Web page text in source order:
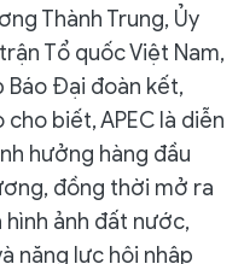
Thành Trung, Ủy
Tổ quốc Việt Nam,
Báo Đại đoàn kết,
biết, APEC là diễn
hưởng hàng đầu
đồng thời mở ra
ảnh đất nước,
năng lực hội nhập